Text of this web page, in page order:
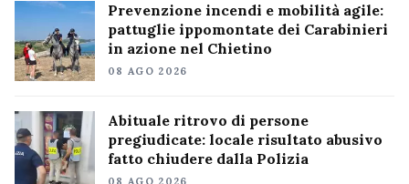
Prevenzione incendi e mobilità agile:
pattuglie ippomontate dei Carabinieri
in azione nel Chietino
08 AGO 2026
Abituale ritrovo di persone
pregiudicate: locale risultato abusivo
fatto chiudere dalla Polizia
08 AGO 2026